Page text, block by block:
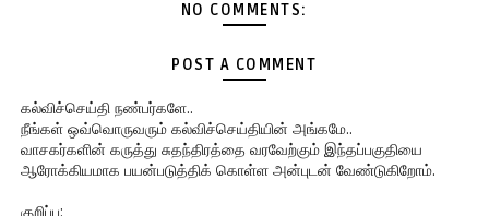
NO COMMENTS:
POST A COMMENT
கல்விச்செய்தி நண்பர்களே..
நீங்கள் ஒவ்வொருவரும் கல்விச்செய்தியின் அங்கமே..
வாசகர்களின் கருத்து சுதந்திரத்தை வரவேற்கும் இந்தப்பகுதியை
ஆரோக்கியமாக பயன்படுத்திக் கொள்ள அன்புடன் வேண்டுகிறோம்.
குறிப்பு: